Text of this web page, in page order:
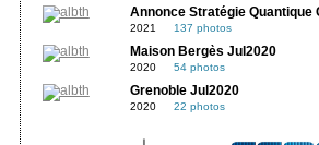
Annonce Stratégie Quantique
2021 137 photos
Maison Bergès Jul2020
2020 54 photos
Grenoble Jul2020
2020 22 photos